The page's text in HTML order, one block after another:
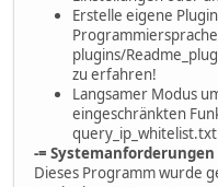
Erstelle eigene
plugins/
zu erfahren!
Langsamer Modus
eingeschränkten
-= Systemanforderungen
Dieses Programm wurde